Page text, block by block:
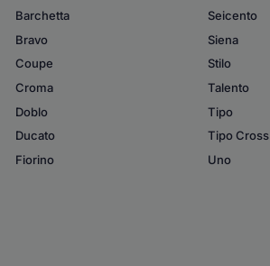
Barchetta
Bravo
Coupe
Croma
Doblo
Ducato
Fiorino
Seicento
Siena
Stilo
Talento
Tipo
Tipo Cross
Uno